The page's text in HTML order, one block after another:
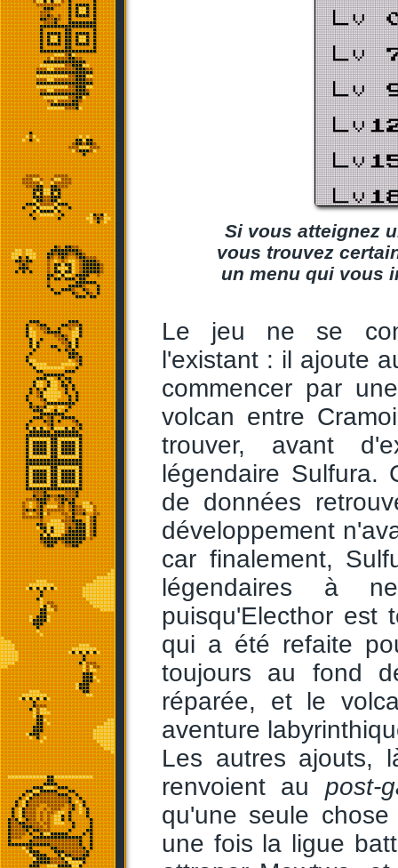
Si vous atteignez
vous trouvez
un menu qui vous
Le jeu ne se
l'existant : il ajoute
commencer par
volcan entre
trouver, avant
légendaire Sulfura.
de données
développement
car finalement,
légendaires à
puisqu'Electhor est
qui a été refaite
toujours au fond
réparée, et le
aventure
Les autres ajouts,
renvoient au post-
qu'une seule
une fois la ligue